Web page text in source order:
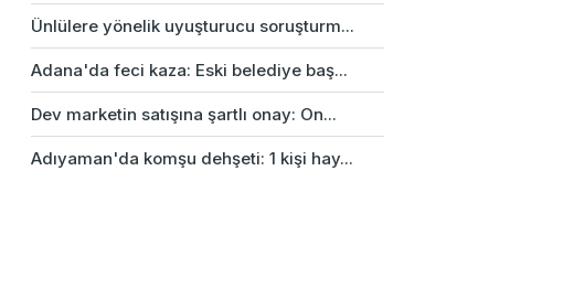
Ünlülere yönelik uyuşturucu soruşturm...
Adana'da feci kaza: Eski belediye baş...
Dev marketin satışına şartlı onay: On...
Adıyaman'da komşu dehşeti: 1 kişi hay...